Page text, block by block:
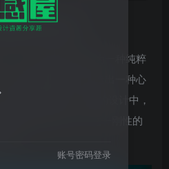
”到“共生”
，防汛墙往往被视为一种纯粹
流生硬地切断，创造出一种心
8 在新华滨水公园的设计中，
景观化”策略，将这一刚性的
心。
账号密码登录